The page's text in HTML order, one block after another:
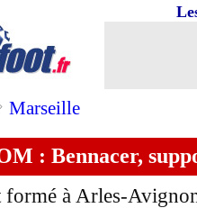
Marseille
: Bennacer,
formé à Arles-
: Targhalline
: Szczesny, l'annonce
une offre refusée